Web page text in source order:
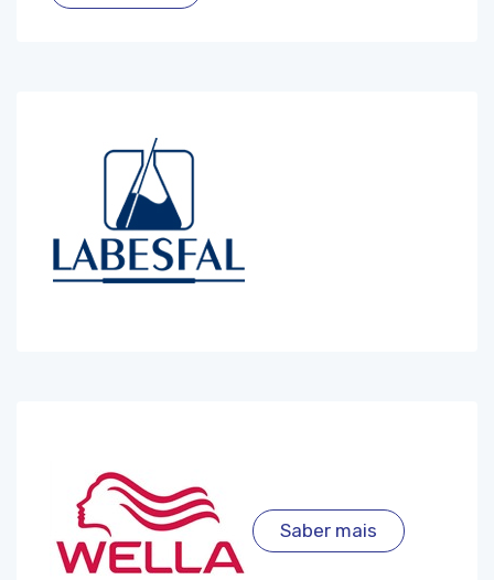
Saber mais